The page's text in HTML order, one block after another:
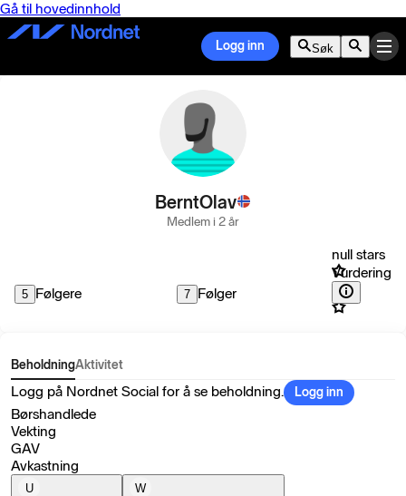
Gå til hovedinnhold
Logg inn Søk
BerntOlav
Medlem i 2 år
5 Følgere 7 Følger
null stars
Vurdering
BeholdningAktivitet
Logg på Nordnet Social for å se beholdning. Logg inn
Børshandlede
Vekting
GAV
Avkastning
U
W